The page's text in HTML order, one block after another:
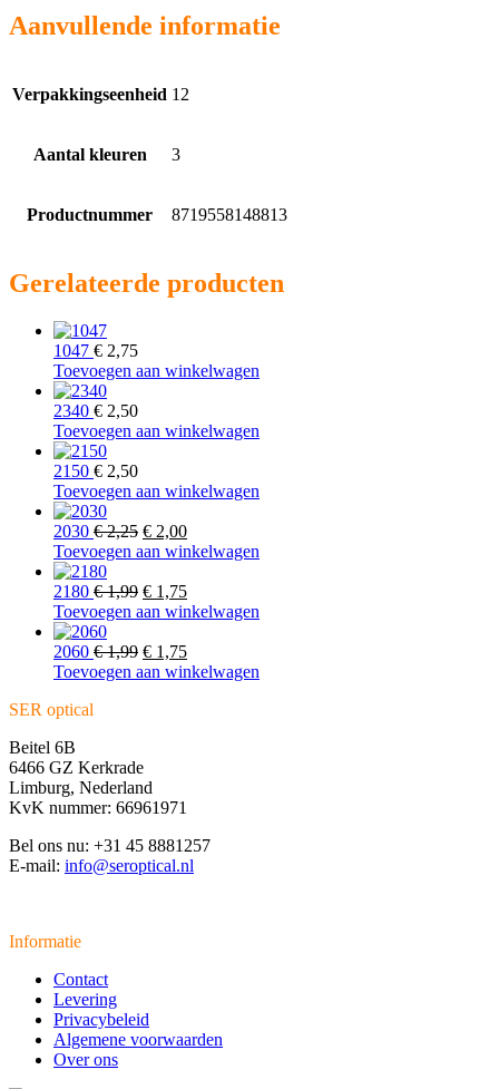
Aanvullende informatie
Verpakkingseenheid 12
Aantal kleuren 3
Productnummer 8719558148813
Gerelateerde producten
1047 € 2,75
Toevoegen aan winkelwagen
2340 € 2,50
Toevoegen aan winkelwagen
2150 € 2,50
Toevoegen aan winkelwagen
2030 €2,25 Oorspronkelijke
prijs
€ 2,25.
€ 2,00Huidige
prijs
€ 2,00.
Toevoegen aan winkelwagen
2180 €1,99 Oorspronkelijke
prijs
€ 1,99.
€ 1,75Huidige
prijs
€ 1,75.
Toevoegen aan winkelwagen
2060 €1,99 Oorspronkelijke
prijs
€ 1,75Huidige
prijs
Toevoegen aan winkelwagen
SER optical
Beitel 6B
6466 GZ Kerkrade
Limburg, Nederland
KvK nummer: 66961971
Bel ons nu: +31 45 8881257
E-mail: info@seroptical.nl
Informatie
Contact
Levering
Privacybeleid
Algemene voorwaarden
Over ons